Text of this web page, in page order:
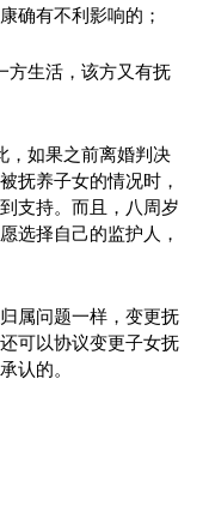
确有不利影响的；
方生活，该方又有抚
，如果之前离婚判决
抚养子女的情况时，
支持。而且，八周岁
选择自己的监护人，
属问题一样，变更抚
可以协议变更子女抚
认的。